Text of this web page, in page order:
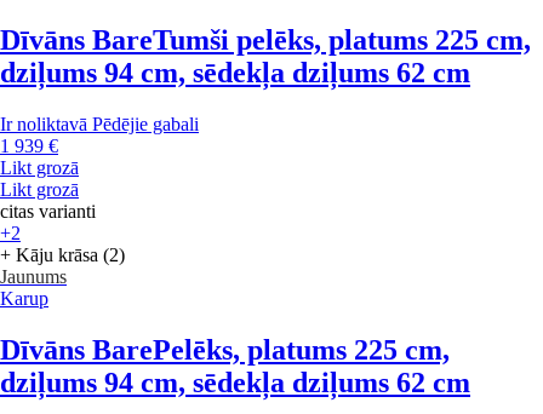
Dīvāns BareTumši pelēks, platums 225 cm,
dziļums 94 cm, sēdekļa dziļums 62 cm
Ir noliktavā Pēdējie gabali
1 939 €
Likt grozā
Likt grozā
citas varianti
+2
+ Kāju krāsa (2)
Jaunums
Karup
Dīvāns BarePelēks, platums 225 cm,
dziļums 94 cm, sēdekļa dziļums 62 cm